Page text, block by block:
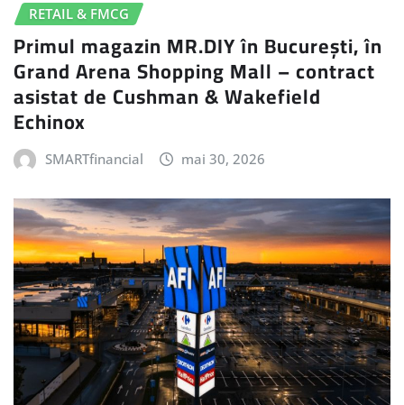
RETAIL & FMCG
Primul magazin MR.DIY în București, în
Grand Arena Shopping Mall – contract
asistat de Cushman & Wakefield
Echinox
SMARTfinancial mai 30, 2026